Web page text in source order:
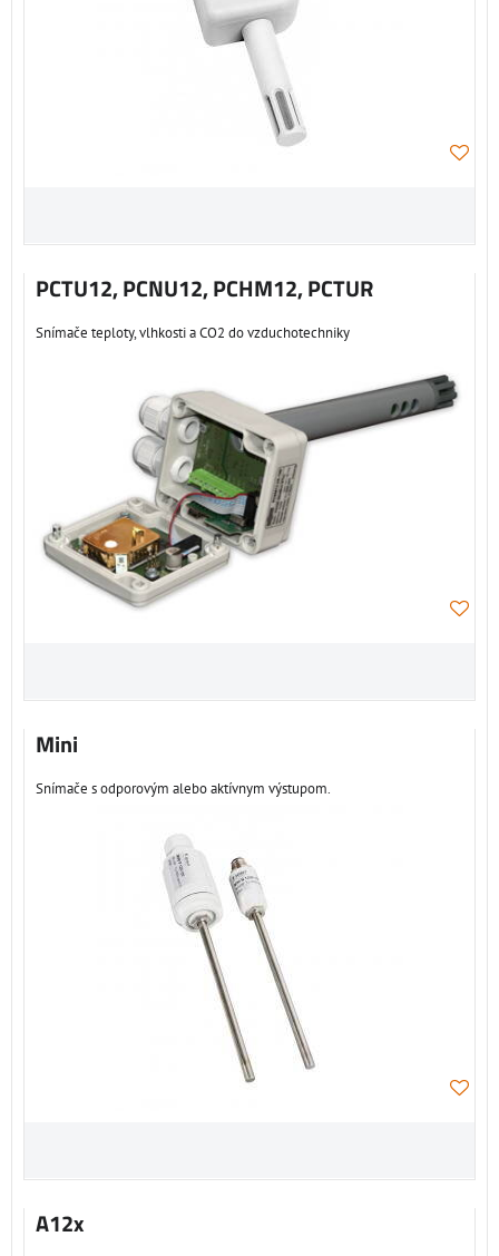
PCTU12, PCNU12, PCHM12, PCTUR
Snímače teploty, vlhkosti a CO2 do vzduchotechniky
Mini
Snímače s odporovým alebo aktívnym výstupom.
A12x